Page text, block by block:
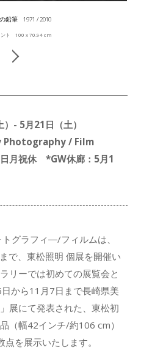
鉛筆 1971 / 2010
ント 100 x 70.94 cm
- 5月21日（土）
Photography / Film
月祝休 *GW休廊：5月1
グラフィ―/フィルムは、
で、東松照明 個展を開催い
リーでは初めての展覧会と
から11月7日まで長崎県美
展にて発表された、東松初
（幅42インチ/約106 cm）
を展示いたします。